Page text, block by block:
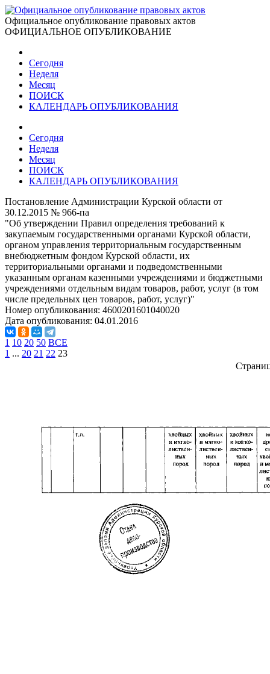
Официальное опубликование правовых актов
ОФИЦИАЛЬНОЕ ОПУБЛИКОВАНИЕ
Сегодня
Неделя
Месяц
ПОИСК
КАЛЕНДАРЬ ОПУБЛИКОВАНИЯ
Сегодня
Неделя
Месяц
ПОИСК
КАЛЕНДАРЬ ОПУБЛИКОВАНИЯ
Постановление Администрации Курской области от
30.12.2015 № 966-па
"Об утверждении Правил определения требований к
закупаемым государственными органами Курской области,
органом управления территориальным государственным
внебюджетным фондом Курской области, их
территориальными органами и подведомственными
указанным органам казенными учреждениями и бюджетными
учреждениями отдельным видам товаров, работ, услуг (в том
числе предельных цен товаров, работ, услуг)"
Номер опубликования: 4600201601040020
Дата опубликования: 04.01.2016
1 10 20 50 ВСЕ
1 ... 20 21 22 23